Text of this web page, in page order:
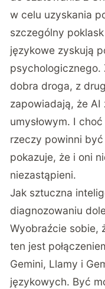
w celu uzyskania
szczególny
językowe zyskują
psychologicznego.
dobra droga, z
zapowiadają, że AI
umysłowym. I
rzeczy powinni
pokazuje, że i oni
niezastąpieni.
Jak sztuczna
diagnozowaniu
Wyobraźcie sobie,
ten jest
Gemini, Llamy i
językowych. Być